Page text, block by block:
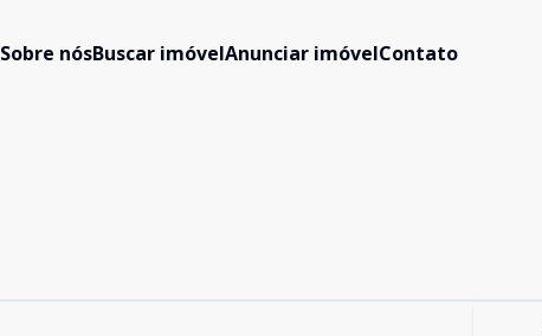
Sobre nósBuscar imóvelAnunciar imóvelContato